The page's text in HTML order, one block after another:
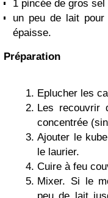
1 pincée de gros sel
un peu de lait
épaisse.
Préparation
Eplucher les
Les recouvrir
concentrée
Ajouter le
le laurier.
Cuire à feu
Mixer. Si le
peu de lait